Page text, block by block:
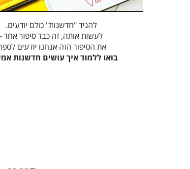
להגיד "חדשנות" כולם יודעים.
לעשות אותה, זה כבר סיפור אחר -
את הסיפור הזה אנחנו יודעים
בואו ללמוד איך עושים חדשנות